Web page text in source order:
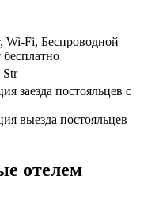
Wi-Fi, Беспроводной
Str
заезда постояльцев с
выезда постояльцев
отелем